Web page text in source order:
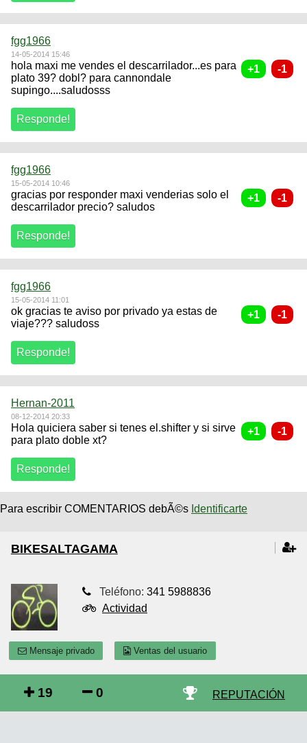
fgg1966
14-05-2014 15:46
hola maxi me vendes el descarrilador...es para
plato 39? dobl? para cannondale
supingo....saludosss
fgg1966
15-05-2014 10:46
gracias por responder maxi venderias solo el
descarrilador precio? saludos
fgg1966
15-05-2014 11:01
ok gracias te aviso por privado ya estas de
viaje??? saludoss
Hernan-2011
08-12-2014 20:33
Hola quiciera saber si tenes el.shifter y si sirve
para plato doble xt?
Para escribir COMENTARIOS debÃ©s Identificarte
BIKESALTAGAMA
Teléfono: 341 5988836
Actividad
Mensaje privado Ventas del usuario
19 0 REPUTACIÓN